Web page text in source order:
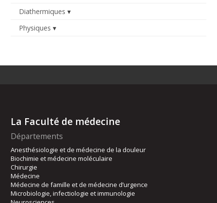
Diathermiques
Physiques
La Faculté de médecine
Départements
Anesthésiologie et de médecine de la douleur
Biochimie et médecine moléculaire
Chirurgie
Médecine
Médecine de famille et de médecine d’urgence
Microbiologie, infectiologie et immunologie